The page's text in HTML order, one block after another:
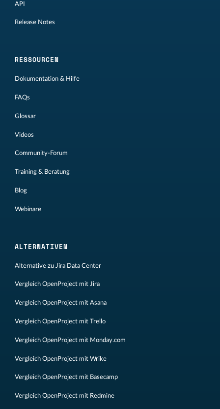
API
Release Notes
RESSOURCEN
Dokumentation & Hilfe
FAQs
Glossar
Videos
Community-Forum
Training & Beratung
Blog
Webinare
ALTERNATIVEN
Alternative zu Jira Data Center
Vergleich OpenProject mit Jira
Vergleich OpenProject mit Asana
Vergleich OpenProject mit Trello
Vergleich OpenProject mit Monday.com
Vergleich OpenProject mit Wrike
Vergleich OpenProject mit Basecamp
Vergleich OpenProject mit Redmine